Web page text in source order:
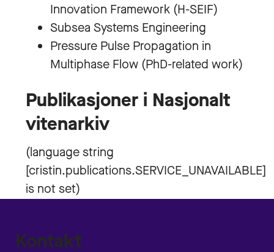
Innovation Framework (H-SEIF)
Subsea Systems Engineering
Pressure Pulse Propagation in
Multiphase Flow (PhD-related work)
Publikasjoner i Nasjonalt
vitenarkiv
Kontakt